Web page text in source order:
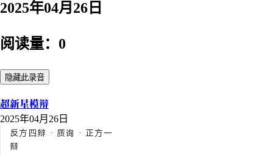
2025年04月26日
阅读量：0
隐藏此录音
超新星模辩
2025年04月26日
反方四辩 · 质询 · 正方一
辩